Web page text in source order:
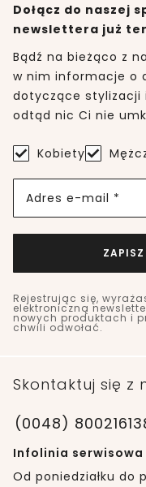
Dołącz do naszej
newslettera już
Bądź na bieżąco z
w nim informacje o
dotyczące stylizacji
odtąd nic Ci nie
Kobiety
Adres e-mail *
ZAPISZ
Rejestrując się,
elektroniczną
nowych produktach i
chwili odwołać.
Skontaktuj się z
(0048)
Infolinia serwisowa
Od poniedziałku do